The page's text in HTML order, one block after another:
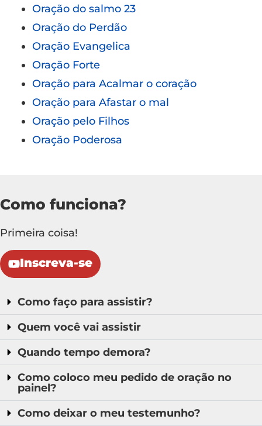
Oração do salmo 23
Oração do Perdão
Oração Evangelica
Oração Forte
Oração para Acalmar o coração
Oração para Afastar o mal
Oração pelo Filhos
Oração Poderosa
Como funciona?
Primeira coisa!
Inscreva-se
Como faço para assistir?
Quem você vai assistir
Quando tempo demora?
Como coloco meu pedido de oração no
painel?
Como deixar o meu testemunho?